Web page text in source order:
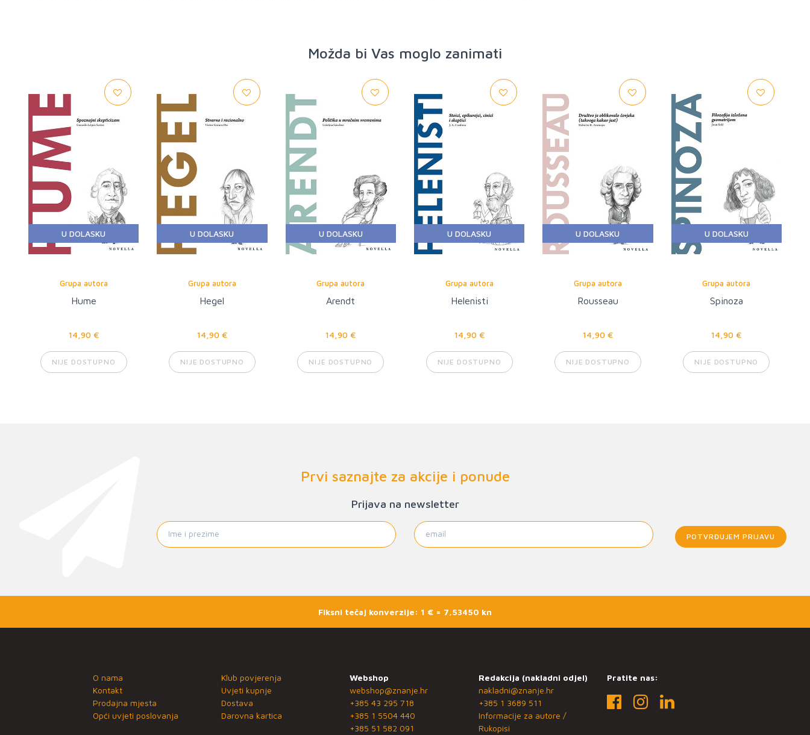
Možda bi Vas moglo zanimati
U DOLASKU
Grupa autora
Hume
14,90 €
NIJE DOSTUPNO
U DOLASKU
Grupa autora
Hegel
14,90 €
NIJE DOSTUPNO
U DOLASKU
Grupa autora
Arendt
14,90 €
NIJE DOSTUPNO
U DOLASKU
Grupa autora
Helenisti
14,90 €
NIJE DOSTUPNO
U DOLASKU
Grupa autora
Rousseau
14,90 €
NIJE DOSTUPNO
U DOLASKU
Grupa autora
Spinoza
14,90 €
NIJE DOSTUPNO
Prvi saznajte za akcije i ponude
Prijava na newsletter
POTVRĐUJEM PRIJAVU
Fiksni tečaj konverzije: 1 € = 7,53450 kn
O nama
Kontakt
Prodajna mjesta
Opći uvjeti poslovanja
Klub povjerenja
Uvjeti kupnje
Dostava
Darovna kartica
Webshop
webshop@znanje.hr
+385 43 295 718
+385 1 5504 440
+385 51 582 091
Redakcija (nakladni odjel)
nakladni@znanje.hr
+385 1 3689 511
Informacije za autore /
Rukopisi
Pratite nas: